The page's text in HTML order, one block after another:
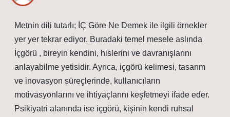
Metnin dili tutarlı; İÇ Göre Ne Demek ile ilgili örnekler
yer yer tekrar ediyor. Buradaki temel mesele aslında
İçgörü , bireyin kendini, hislerini ve davranışlarını
anlayabilme yetisidir. Ayrıca, içgörü kelimesi, tasarım
ve inovasyon süreçlerinde, kullanıcıların
motivasyonlarını ve ihtiyaçlarını keşfetmeyi ifade eder.
Psikiyatri alanında ise içgörü, kişinin kendi ruhsal